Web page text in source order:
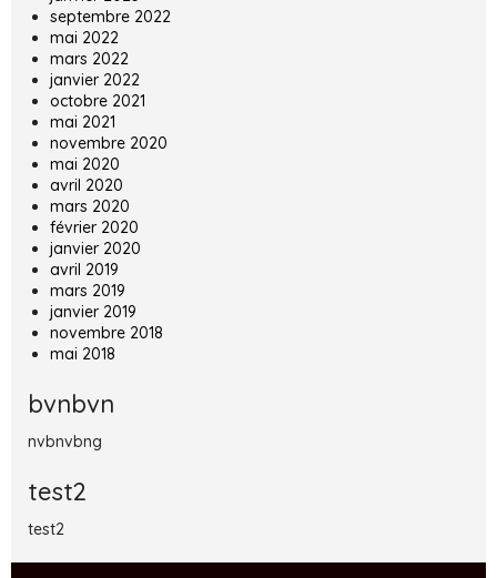
septembre 2022
mai 2022
mars 2022
janvier 2022
octobre 2021
mai 2021
novembre 2020
mai 2020
avril 2020
mars 2020
février 2020
janvier 2020
avril 2019
mars 2019
janvier 2019
novembre 2018
mai 2018
bvnbvn
nvbnvbng
test2
test2